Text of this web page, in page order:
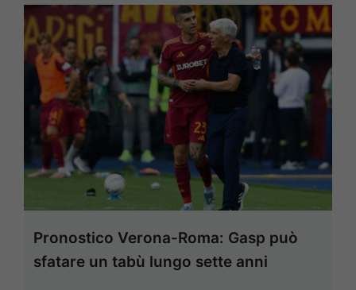
Pronostico Verona-Roma: Gasp può
sfatare un tabù lungo sette anni